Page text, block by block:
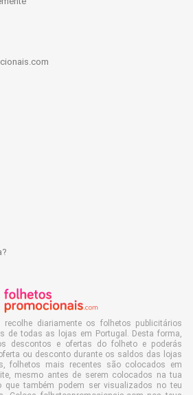
recolhe diariamente os folhetos publicitários
de todas as lojas em Portugal. Desta forma,
descontos e ofertas do folheto e poderás
ou desconto durante os saldos das lojas
folhetos mais recentes são colocados em
mesmo antes de serem colocados na tua
que também podem ser visualizados no teu